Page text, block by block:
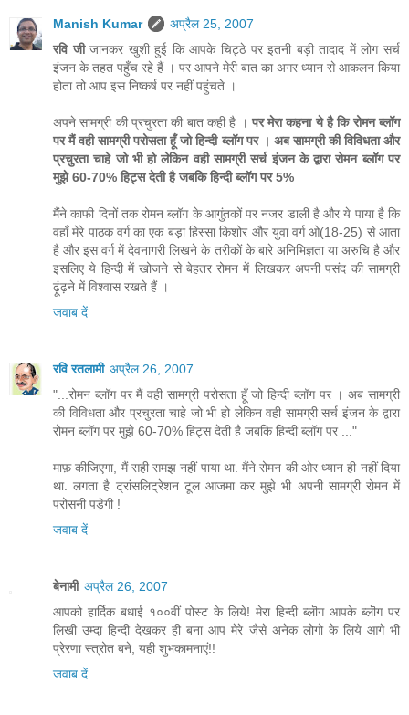
Manish Kumar
अप्रैल 25, 2007
रवि जीजानकर खुशी हुई कि आपके चिट्ठे पर इतनी बड़ी तादाद में लोग सर्च
इंजन के तहत पहुँच रहे हैं । पर आपने मेरी बात का अगर ध्यान से आकलन किया
होता तो आप इस निष्कर्ष पर नहीं पहुंचते ।
अपने सामग्री की प्रचुरता की बात कही है । पर मेरा कहना ये है कि रोमन ब्लॉग
पर मैं वही सामग्री परोसता हूँ जो हिन्दी ब्लॉग पर । अब सामग्री की विविधता और
प्रचुरता चाहे जो भी हो लेकिन वही सामग्री सर्च इंजन के द्वारा रोमन ब्लॉग पर
मुझे 60-70% हिट्स देती है जबकि हिन्दी ब्लॉग पर 5%
मैंने काफी दिनों तक रोमन ब्लॉग के आगुंतकों पर नजर डाली है और ये पाया है कि
वहाँ मेरे पाठक वर्ग का एक बड़ा हिस्सा किशोर और युवा वर्ग ओ(18-25) से आता
है और इस वर्ग में देवनागरी लिखने के तरीकों के बारे अनिभिज्ञता या अरुचि है और
इसलिए ये हिन्दी में खोजने से बेहतर रोमन में लिखकर अपनी पसंद की सामग्री
ढ़ूंढ़ने में विश्वास रखते हैं ।
जवाब दें
रवि रतलामी अप्रैल 26, 2007
"...रोमन ब्लॉग पर मैं वही सामग्री परोसता हूँ जो हिन्दी ब्लॉग पर । अब सामग्री
की विविधता और प्रचुरता चाहे जो भी हो लेकिन वही सामग्री सर्च इंजन के द्वारा
रोमन ब्लॉग पर मुझे 60-70% हिट्स देती है जबकि हिन्दी ब्लॉग पर ..."
माफ़ कीजिएगा, मैं सही समझ नहीं पाया था. मैंने रोमन की ओर ध्यान ही नहीं दिया
था. लगता है ट्रांसलिट्रेशन टूल आजमा कर मुझे भी अपनी सामग्री रोमन में
परोसनी पड़ेगी !
जवाब दें
बेनामी अप्रैल 26, 2007
आपको हार्दिक बधाई १००वीं पोस्ट के लिये! मेरा हिन्दी ब्लॊग आपके ब्लॊग पर
लिखी उम्दा हिन्दी देखकर ही बना आप मेरे जैसे अनेक लोगो‍ के लिये आगे भी
प्रेरणा स्त्रोत बने, यही शुभकामनाएं!!
जवाब दें